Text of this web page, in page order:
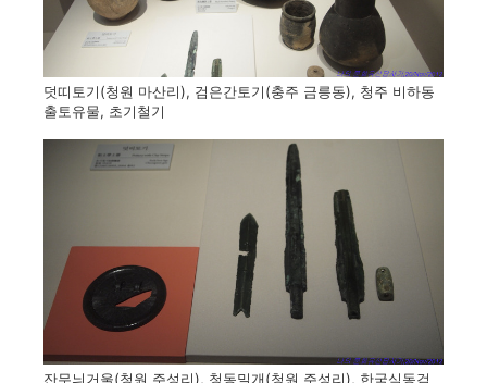
덧띠토기(청원 마산리), 검은간토기(충주 금릉동), 청주 비하동
출토유물, 초기철기
잔무늬거울(청원 주성리), 청동밀개(청원 주성리), 한국식동검